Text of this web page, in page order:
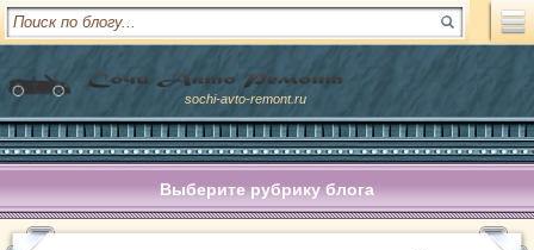
sochi-avto-remont.ru
Выберите рубрику блога